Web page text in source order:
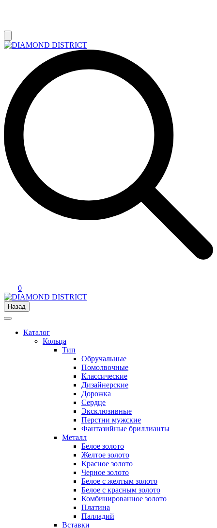
0
Назад
Каталог
Кольца
Тип
Обручальные
Помолвочные
Классические
Дизайнерские
Дорожка
Сердце
Эксклюзивные
Перстни мужские
Фантазийные бриллианты
Металл
Белое золото
Желтое золото
Красное золото
Черное золото
Белое с желтым золото
Белое с красным золото
Комбинированное золото
Платина
Палладий
Вставки